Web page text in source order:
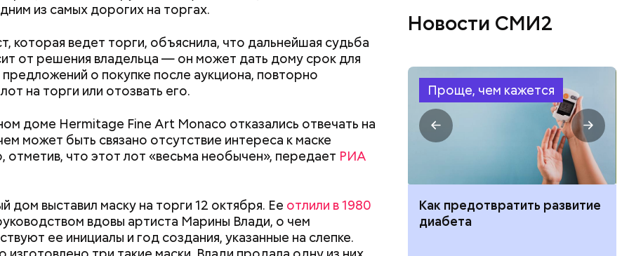
из самых дорогих на торгах.
которая ведет торги, объяснила, что дальнейшая судьба
от решения владельца — он может дать дому срок для
предложений о покупке после аукциона, повторно
на торги или отозвать его.
доме Hermitage Fine Art Monaco отказались отвечать на
может быть связано отсутствие интереса к маске
отметив, что этот лот «весьма необычен», передает РИА
дом выставил маску на торги 12 октября. Ее отлили в 1980
вдовы артиста Марины Влади, о чем
ее инициалы и год создания, указанные на слепке.
воды здесь круглый год составляет 36 градусов,
в этих источниках приятно и к тому же полезно.
быть осторожным: ходить здесь можно только без
не поскользнуться, лучше взять носки или резиновые
душа.
Новости СМИ2
Проще, чем кажется
Как получить до 100 тысяч
рублей от государства при
трудной ситуации: кто может
Как узнать, снесут ли дом по
реновации в Москве: где
искать информацию и сроки
Как предотвратить развитие
диабета